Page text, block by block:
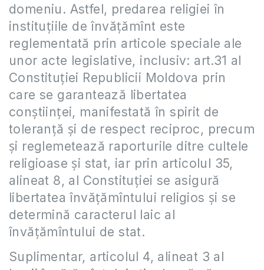
domeniu. Astfel, predarea religiei în
instituţiile de învăţămînt este
reglementată prin articole speciale ale
unor acte legislative, inclusiv: art.31 al
Constituţiei Republicii Moldova prin
care se garantează libertatea
conştiinţei, manifestată în spirit de
toleranţă şi de respect reciproc, precum
şi reglemetează raporturile ditre cultele
religioase şi stat, iar prin articolul 35,
alineat 8, al Constituţiei se asigură
libertatea învăţămîntului religios şi se
determină caracterul laic al
învăţămîntului de stat.
Suplimentar, articolul 4, alineat 3 al